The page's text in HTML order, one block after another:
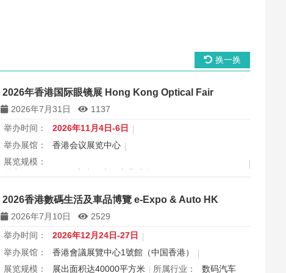
换一换
2026年香港国际眼镜展 Hong Kong Optical Fair
2026年7月31日
1137
举办时间：
2026年11月4日-6日
举办展馆：
香港会议展览中心
展览规模：
办，为期三天，是亚洲最具影响力的眼镜专业展之一，并获UFI
国际认证。展会特设品牌廊、智能眼镜专区与多国展馆，汇聚全
球视光产品供应商，并配套眼镜汇演与行业论坛，为展商与买家
创造高效的跨境商贸与合作机…
2026香港數碼生活及車品博覽 e-Expo & Auto HK
2026年7月10日
2529
举办时间：
2026年12月24日-27日
举办展馆：
香港會議展覽中心1號館（中国香港）
展览规模：
展出面积达40000平方米 所属行业： 数码汽车